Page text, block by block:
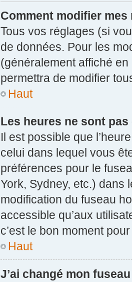
Comment modifier mes
Tous vos réglages (si
de données. Pour les
(généralement affiché
permettra de modifier
Haut
Les heures ne sont
Il est possible que
celui dans lequel vous
préférences pour le
York, Sydney, etc.) dans
modification du fuseau
accessible qu’aux
c’est le bon moment
Haut
J’ai changé mon